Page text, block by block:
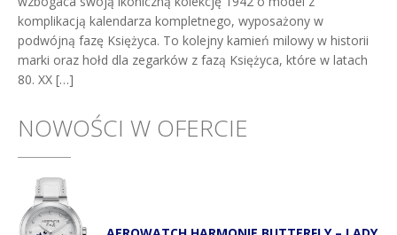
komplikacją kalendarza kompletnego, wyposażony w
podwójną fazę Księżyca. To kolejny kamień milowy w historii
marki oraz hołd dla zegarków z fazą Księżyca, które w latach
80. XX […]
NOWOŚCI W OFERCIE